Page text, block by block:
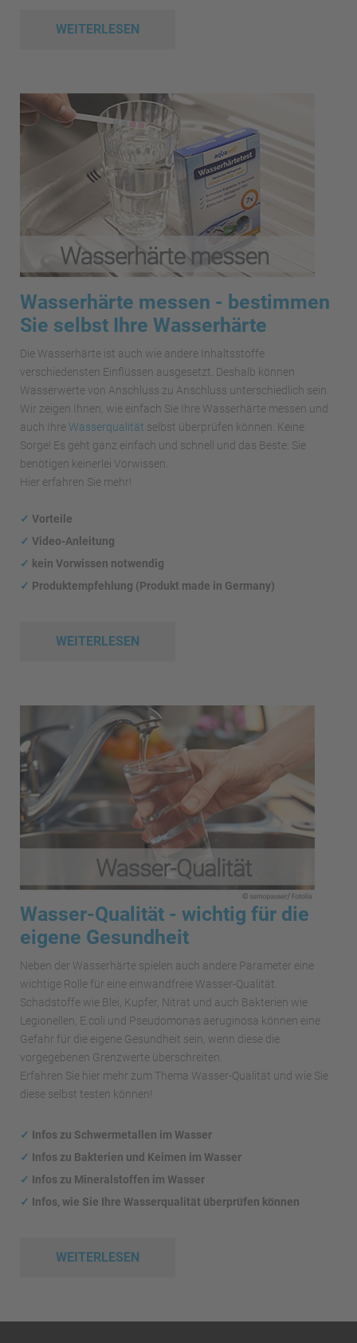
WEITERLESEN
Wasserhärte messen - bestimmen
Sie selbst Ihre Wasserhärte
Die Wasserhärte ist auch wie andere Inhaltsstoffe
verschiedensten Einflüssen ausgesetzt. Deshalb können
Wasserwerte von Anschluss zu Anschluss unterschiedlich sein.
Wir zeigen Ihnen, wie einfach Sie Ihre Wasserhärte messen und
auch IhreWasserqualität selbst überprüfen können. Keine
Sorge! Es geht ganz einfach und schnell und das Beste: Sie
benötigen keinerlei Vorwissen.
Hier erfahren Sie mehr!
✓ Vorteile
✓ Video-Anleitung
✓ kein Vorwissen notwendig
✓ Produktempfehlung (Produkt made in Germany)
WEITERLESEN
Wasser-Qualität - wichtig für die
eigene Gesundheit
Neben der Wasserhärte spielen auch andere Parameter eine
wichtige Rolle für eine einwandfreie Wasser-Qualität.
Schadstoffe wie Blei, Kupfer, Nitrat und auch Bakterien wie
Legionellen, E.coli und Pseudomonas aeruginosa können eine
Gefahr für die eigene Gesundheit sein, wenn diese die
vorgegebenen Grenzwerte überschreiten.
Erfahren Sie hier mehr zum Thema Wasser-Qualität und wie Sie
diese selbst testen können!
✓ Infos zu Schwermetallen im Wasser
✓ Infos zu Bakterien und Keimen im Wasser
✓ Infos zu Mineralstoffen im Wasser
✓ Infos, wie Sie Ihre Wasserqualität überprüfen können
WEITERLESEN